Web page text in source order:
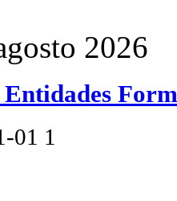
2026